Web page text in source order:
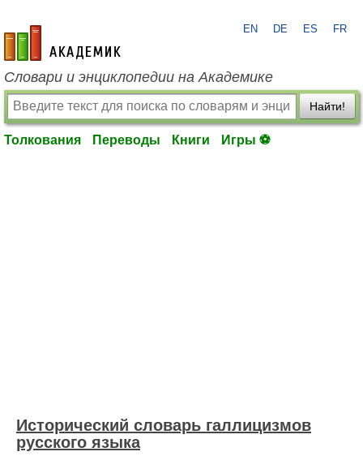
academic.ru
EN DE ES FR
Словари и энциклопедии на Академике
Найти!
Толкования Переводы Книги Игры ⚽
Исторический словарь галлицизмов
русского языка